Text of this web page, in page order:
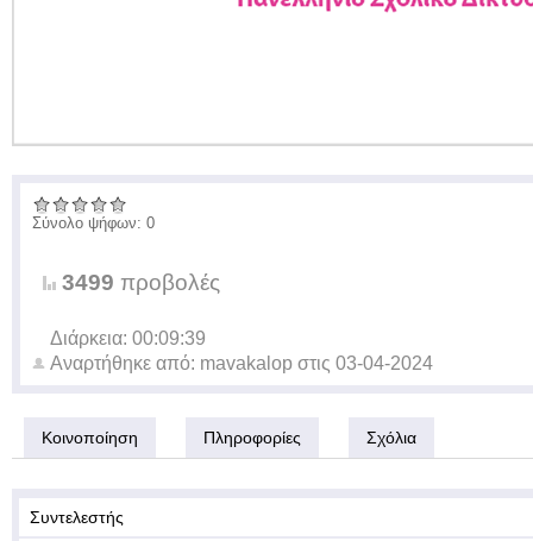
Σύνολο ψήφων: 0
3499 προβολές
Διάρκεια: 00:09:39
Αναρτήθηκε από: mavakalop στις 03-04-2024
Κοινοποίηση Πληροφορίες Σχόλια
Συντελεστής